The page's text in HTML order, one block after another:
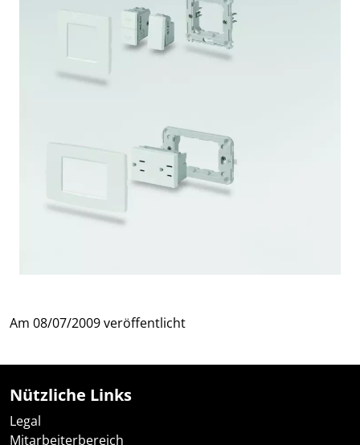
Am 08/07/2009veröffentlicht
Nützliche Links
Legal
Mitarbeiterbereich